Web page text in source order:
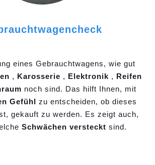
eines Gebrauchtwagens, wie gut
, Karosserie , Elektronik , Reifen
noch sind. Das hilft Ihnen, mit
Gefühl zu entscheiden, ob dieses
gekauft zu werden. Es zeigt auch,
Schwächen versteckt sind.